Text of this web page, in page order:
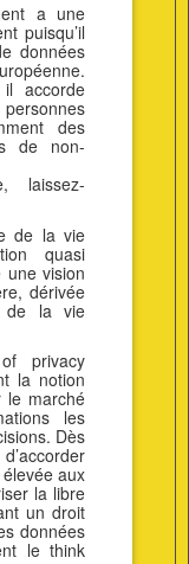
a une
puisqu’il
données
il accorde
des
de non-
laissez-
de la vie
quasi
une vision
dérivée
de la vie
privacy
la notion
le marché
les
Dès
aux
la libre
un droit
données
le think